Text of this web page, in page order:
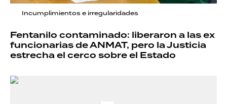
Incumplimientos e irregularidades
Fentanilo contaminado: liberaron a las ex
funcionarias de ANMAT, pero la Justicia
estrecha el cerco sobre el Estado